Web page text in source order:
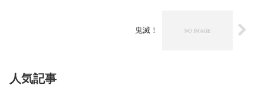
鬼滅！
人気記事